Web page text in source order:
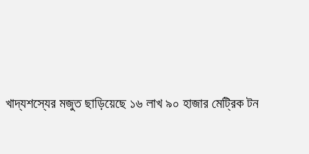
খাদ্যশস্যের মজুত ছাড়িয়েছে ১৬ লাখ ৯০ হাজার মেট্রিক টন